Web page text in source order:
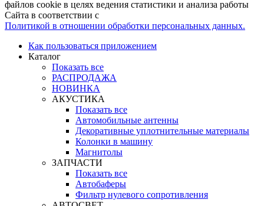
файлов cookie в целях ведения статистики и анализа работы
Сайта в соответствии с
Политикой в отношении обработки персональных данных.
Как пользоваться приложением
Каталог
Показать все
РАСПРОДАЖА
НОВИНКА
АКУСТИКА
Показать все
Автомобильные антенны
Декоративные уплотнительные материалы
Колонки в машину
Магнитолы
ЗАПЧАСТИ
Показать все
Автобаферы
Фильтр нулевого сопротивления